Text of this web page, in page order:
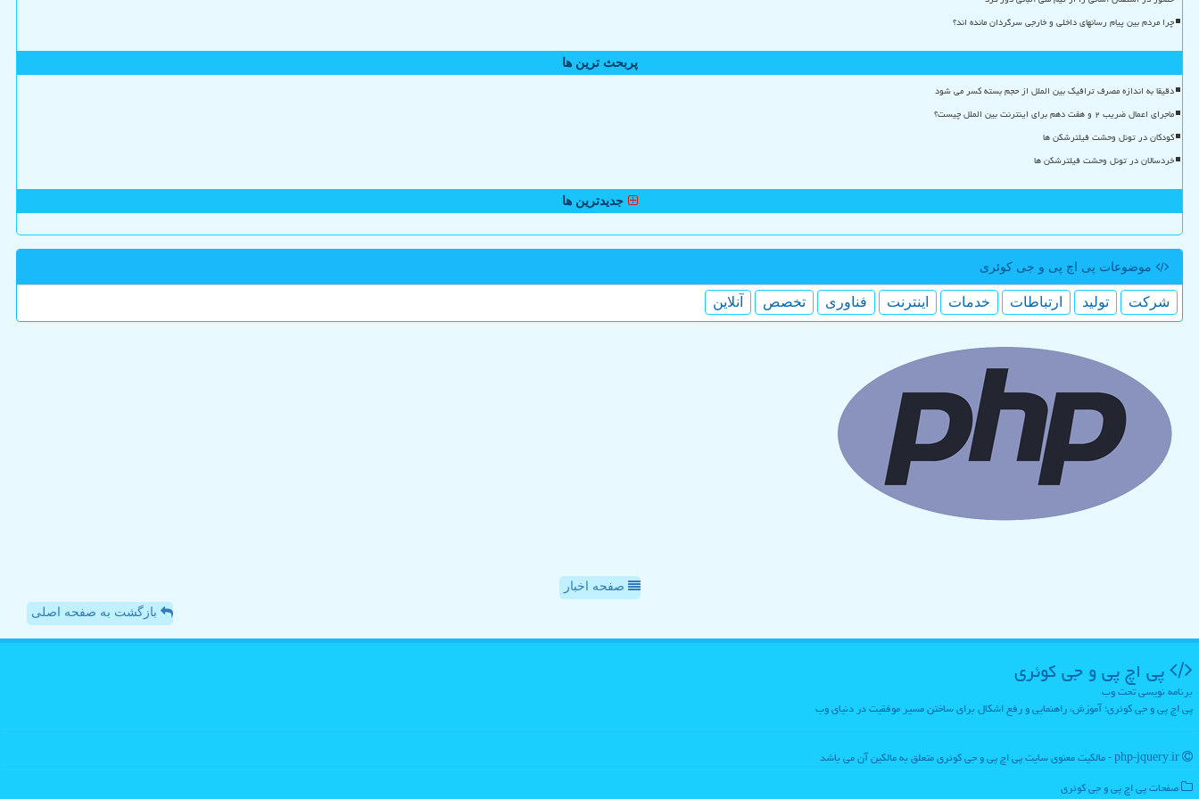
چرا مردم بین پیام رسانهای داخلی و خارجی سرگردان مانده اند؟
پربحث ترین ها
دقیقا به اندازه مصرف ترافیک بین الملل از حجم بسته کسر می شود
ماجرای اعمال ضریب ۲ و هفت دهم برای اینترنت بین الملل چیست؟
کودکان در تونل وحشت فیلترشکن ها
خردسالان در تونل وحشت فیلترشکن ها
جدیدترین ها
موضوعات پی اچ پی و جی كوئری
شركت تولید ارتباطات خدمات اینترنت فناوری تخصص آنلاین
صفحه اخبار
بازگشت به صفحه اصلی
پی اچ پی و جی كوئری
برنامه نویسی تحت وب
پی اچ پی و جی کوئری؛ آموزش، راهنمایی و رفع اشکال برای ساختن مسیر موفقیت در دنیای وب
صفحات پی اچ پی و جی كوئری